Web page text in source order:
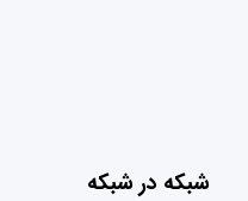
شبکه در شبکه